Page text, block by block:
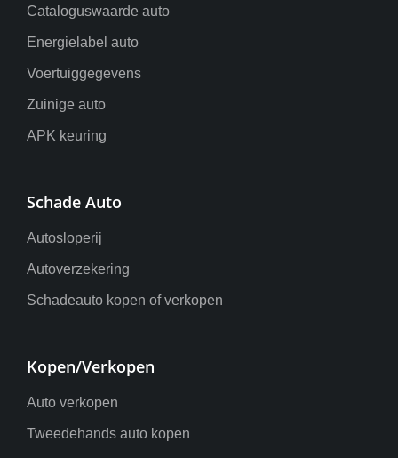
Cataloguswaarde auto
Energielabel auto
Voertuiggegevens
Zuinige auto
APK keuring
Schade Auto
Autosloperij
Autoverzekering
Schadeauto kopen of verkopen
Kopen/Verkopen
Auto verkopen
Tweedehands auto kopen